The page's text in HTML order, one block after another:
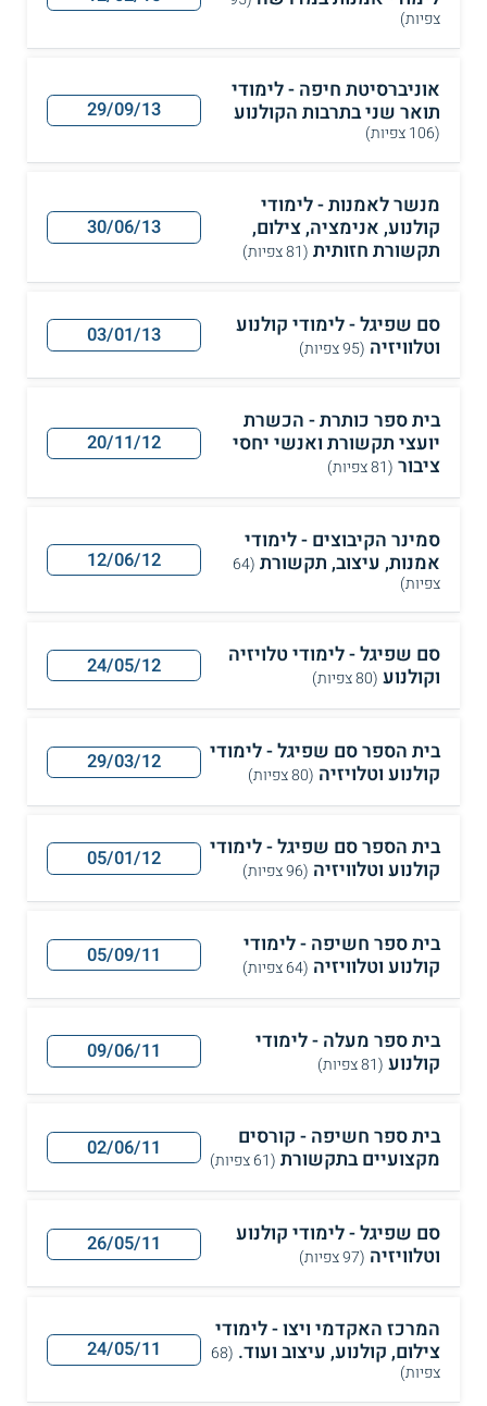
צפיות)
אוניברסיטת חיפה - לימודי
תואר שני בתרבות הקולנוע
(106 צפיות)
29/09/13
מנשר לאמנות - לימודי
קולנוע, אנימציה, צילום,
תקשורת חזותית (81 צפיות)
30/06/13
סם שפיגל - לימודי קולנוע
וטלוויזיה (95 צפיות) 03/01/13
בית ספר כותרת - הכשרת
יועצי תקשורת ואנשי יחסי
ציבור (81 צפיות)
20/11/12
סמינר הקיבוצים - לימודי
אמנות, עיצוב, תקשורת (64
צפיות)
12/06/12
סם שפיגל - לימודי טלויזיה
וקולנוע (80 צפיות) 24/05/12
בית הספר סם שפיגל - לימודי
קולנוע וטלויזיה (80 צפיות) 29/03/12
בית הספר סם שפיגל - לימודי
קולנוע וטלוויזיה (96 צפיות) 05/01/12
בית ספר חשיפה - לימודי
קולנוע וטלוויזיה (64 צפיות) 05/09/11
בית ספר מעלה - לימודי
קולנוע (81 צפיות) 09/06/11
בית ספר חשיפה - קורסים
מקצועיים בתקשורת (61 צפיות) 02/06/11
סם שפיגל - לימודי קולנוע
וטלוויזיה (97 צפיות) 26/05/11
המרכז האקדמי ויצו - לימודי
צילום, קולנוע, עיצוב ועוד. (68
צפיות)
24/05/11